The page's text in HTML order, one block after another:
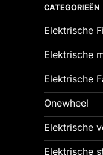
CATEGORIEËN
Elektrische
Elektrische
Elektrische
Onewheel
Elektrische
Elektrische